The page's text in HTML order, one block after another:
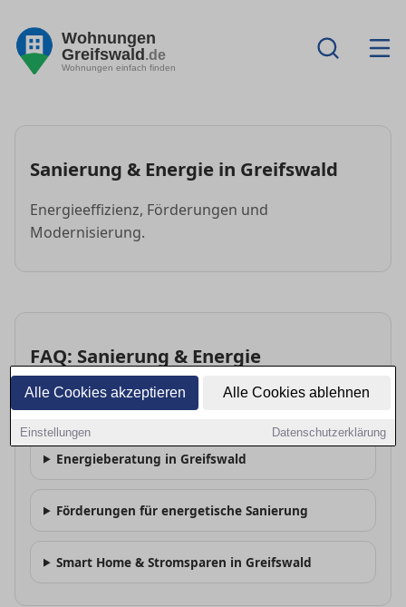
Alle Cookies akzeptieren Alle Cookies ablehnen
Einstellungen Datenschutzerklärung
Wohnungen
Greifswald.de
Wohnungen einfach finden
Sanierung & Energie in Greifswald
Energieeffizienz, Förderungen und
Modernisierung.
FAQ: Sanierung & Energie
Energieausweis – was gilt?
Energieberatung in Greifswald
Förderungen für energetische Sanierung
Smart Home & Stromsparen in Greifswald